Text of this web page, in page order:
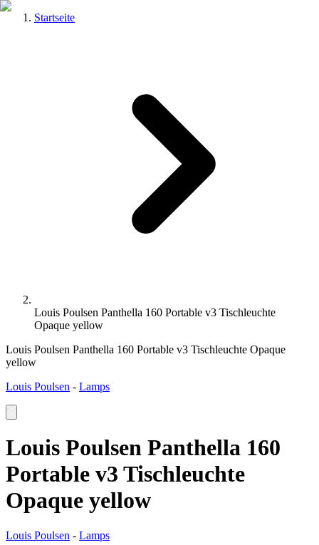
Startseite
Louis Poulsen Panthella 160 Portable v3 Tischleuchte
Opaque yellow
Louis Poulsen Panthella 160 Portable v3 Tischleuchte Opaque
yellow
Louis Poulsen - Lamps
Louis Poulsen Panthella 160
Portable v3 Tischleuchte
Opaque yellow
Louis Poulsen - Lamps